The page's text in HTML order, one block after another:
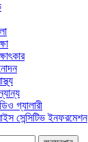
গ্যালারী
সেন্সিটিভ ইনফরমেশন